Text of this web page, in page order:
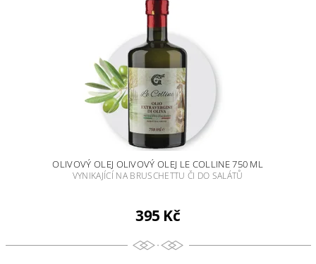
OLIVOVÝ OLEJ OLIVOVÝ OLEJ LE COLLINE 750 ML
VYNIKAJÍCÍ NA BRUSCHETTU ČI DO SALÁTŮ
395 Kč